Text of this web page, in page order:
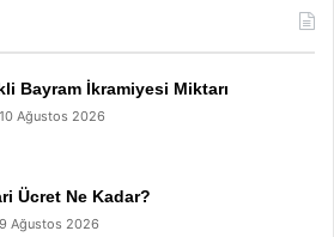
Bayram İkramiyesi Miktarı
10 Ağustos 2026
Ücret Ne Kadar?
9 Ağustos 2026